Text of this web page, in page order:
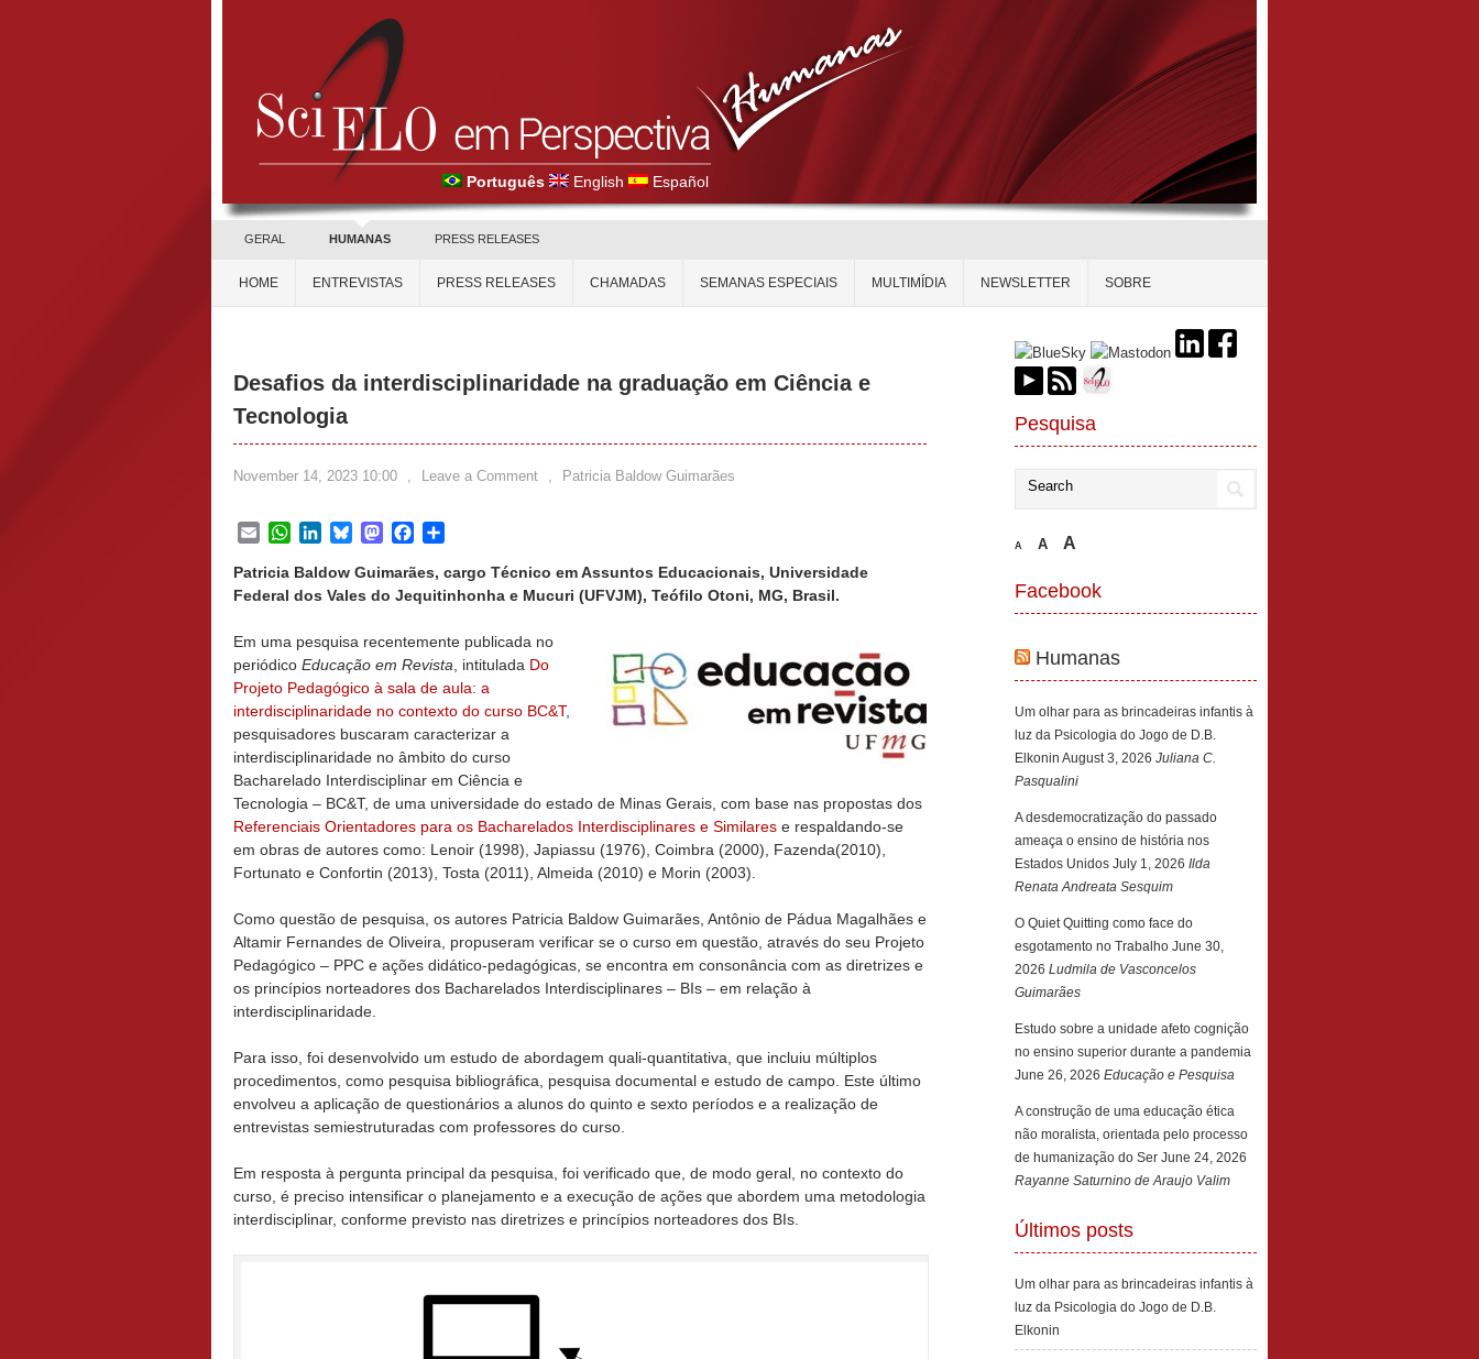
Português English Español
GERAL HUMANAS PRESS RELEASES
HOME ENTREVISTAS PRESS RELEASES CHAMADAS SEMANAS ESPECIAIS MULTIMÍDIA NEWSLETTER SOBRE
Desafios da interdisciplinaridade na graduação em Ciência e
Tecnologia
November 14, 2023 10:00 , Leave a Comment , Patricia Baldow Guimarães
EmailWhatsApp
LinkedInBlueskyMastodonFacebook
Patricia Baldow Guimarães, cargo Técnico em Assuntos Educacionais, Universidade
Federal dos Vales do Jequitinhonha e Mucuri (UFVJM), Teófilo Otoni, MG, Brasil.
Em uma pesquisa recentemente publicada no
periódico Educação em Revista , intitulada Do
Projeto Pedagógico à sala de aula: a
interdisciplinaridade no contexto do curso BC&T,
pesquisadores buscaram caracterizar a
interdisciplinaridade no âmbito do curso
Bacharelado Interdisciplinar em Ciência e
Tecnologia – BC&T, de uma universidade do estado de Minas Gerais, com base nas propostas dos
Referenciais Orientadores para os Bacharelados Interdisciplinares e Similares e respaldando-se
em obras de autores como: Lenoir (1998), Japiassu (1976), Coimbra (2000), Fazenda(2010),
Fortunato e Confortin (2013), Tosta (2011), Almeida (2010) e Morin (2003).
Como questão de pesquisa, os autores Patricia Baldow Guimarães, Antônio de Pádua Magalhães e
Altamir Fernandes de Oliveira, propuseram verificar se o curso em questão, através do seu Projeto
Pedagógico – PPC e ações didático-pedagógicas, se encontra em consonância com as diretrizes e
os princípios norteadores dos Bacharelados Interdisciplinares – BIs – em relação à
interdisciplinaridade.
Para isso, foi desenvolvido um estudo de abordagem quali-quantitativa, que incluiu múltiplos
procedimentos, como pesquisa bibliográfica, pesquisa documental e estudo de campo. Este último
envolveu a aplicação de questionários a alunos do quinto e sexto períodos e a realização de
entrevistas semiestruturadas com professores do curso.
Em resposta à pergunta principal da pesquisa, foi verificado que, de modo geral, no contexto do
curso, é preciso intensificar o planejamento e a execução de ações que abordem uma metodologia
interdisciplinar, conforme previsto nas diretrizes e princípios norteadores dos BIs.
Pesquisa
A A A
Facebook
Humanas
Um olhar para as brincadeiras infantis à
luz da Psicologia do Jogo de D.B.
Elkonin August 3, 2026 Juliana C.
Pasqualini
A desdemocratização do passado
ameaça o ensino de história nos
Estados Unidos July 1, 2026 Ilda
Renata Andreata Sesquim
O Quiet Quitting como face do
esgotamento no Trabalho June 30,
2026 Ludmila de Vasconcelos
Guimarães
Estudo sobre a unidade afeto cognição
no ensino superior durante a pandemia
June 26, 2026 Educação e Pesquisa
A construção de uma educação ética
não moralista, orientada pelo processo
de humanização do Ser June 24, 2026
Rayanne Saturnino de Araujo Valim
Últimos posts
Um olhar para as brincadeiras infantis à
luz da Psicologia do Jogo de D.B.
Elkonin